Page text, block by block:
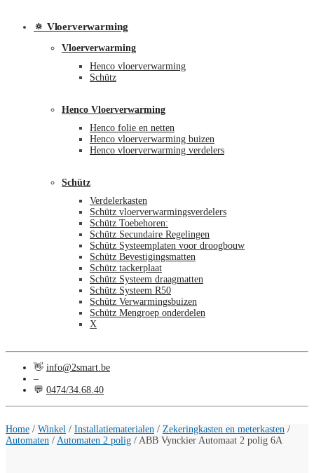
🔅 Vloerverwarming
Vloerverwarming
Henco vloerverwarming
Schütz
Henco Vloerverwarming
Henco folie en netten
Henco vloerverwarming buizen
Henco vloerverwarming verdelers
Schütz
Verdelerkasten
Schütz vloerverwarmingsverdelers
Schütz Toebehoren:
Schütz Secundaire Regelingen
Schütz Systeemplaten voor droogbouw
Schütz Bevestigingsmatten
Schütz tackerplaat
Schütz Systeem draagmatten
Schütz Systeem R50
Schütz Verwarmingsbuizen
Schütz Mengroep onderdelen
X
👋 info@2smart.be
–
💬 0474/34.68.40
Home / Winkel / Installatiematerialen / Zekeringkasten en meterkasten /
Automaten / Automaten 2 polig / ABB Vynckier Automaat 2 polig 6A